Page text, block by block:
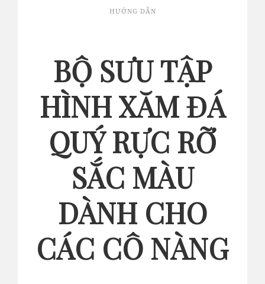
HƯỚNG DẪN
BỘ SƯU TẬP
HÌNH XĂM ĐÁ
QUÝ RỰC RỠ
SẮC MÀU
DÀNH CHO
CÁC CÔ NÀNG